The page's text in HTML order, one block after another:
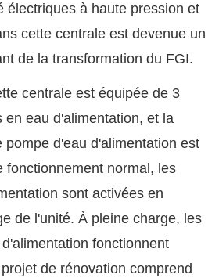
électriques à haute pression et
cette centrale est devenue un
de la transformation du FGI.
centrale est équipée de 3
en eau d'alimentation, et la
pompe d'eau d'alimentation est
fonctionnement normal, les
sont activées en
de l'unité. À pleine charge, les
fonctionnent
de rénovation comprend